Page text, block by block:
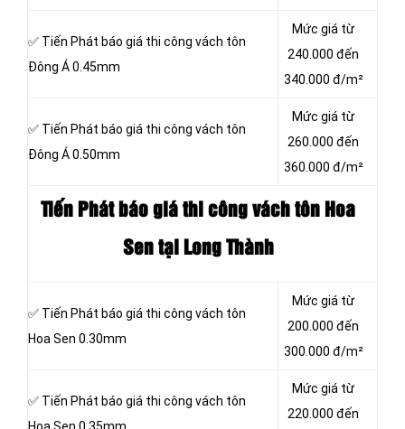
✅ Tiến Phát báo giá thi công vách tôn
Đông Á 0.45mm
Mức giá từ
240.000 đến
340.000 đ/m²
✅ Tiến Phát báo giá thi công vách tôn
Đông Á 0.50mm
Mức giá từ
260.000 đến
360.000 đ/m²
Tiến Phát báo giá thi công vách tôn Hoa
Sen tại Long Thành
✅ Tiến Phát báo giá thi công vách tôn
Hoa Sen 0.30mm
Mức giá từ
200.000 đến
300.000 đ/m²
✅ Tiến Phát báo giá thi công vách tôn
Mức giá từ
220.000 đến